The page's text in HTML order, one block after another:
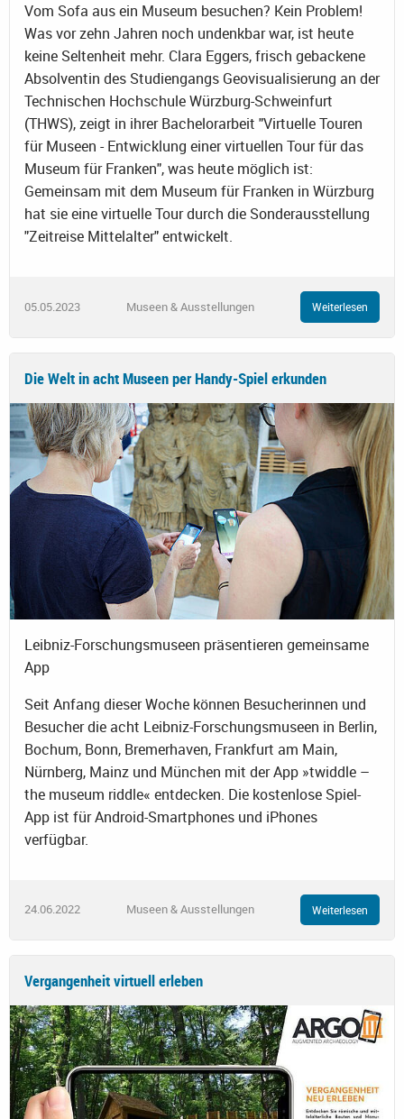
Vom Sofa aus ein Museum besuchen? Kein Problem!
Was vor zehn Jahren noch undenkbar war, ist heute
keine Seltenheit mehr. Clara Eggers, frisch gebackene
Absolventin des Studiengangs Geovisualisierung an der
Technischen Hochschule Würzburg-Schweinfurt
(THWS), zeigt in ihrer Bachelorarbeit "Virtuelle Touren
für Museen - Entwicklung einer virtuellen Tour für das
Museum für Franken", was heute möglich ist:
Gemeinsam mit dem Museum für Franken in Würzburg
hat sie eine virtuelle Tour durch die Sonderausstellung
"Zeitreise Mittelalter" entwickelt.
05.05.2023 Museen & Ausstellungen Weiterlesen
Die Welt in acht Museen per Handy-Spiel erkunden
Leibniz-Forschungsmuseen präsentieren gemeinsame
App
Seit Anfang dieser Woche können Besucherinnen und
Besucher die acht Leibniz-Forschungsmuseen in Berlin,
Bochum, Bonn, Bremerhaven, Frankfurt am Main,
Nürnberg, Mainz und München mit der App »twiddle –
the museum riddle« entdecken. Die kostenlose Spiel-
App ist für Android-Smartphones und iPhones
verfügbar.
24.06.2022 Museen & Ausstellungen Weiterlesen
Vergangenheit virtuell erleben